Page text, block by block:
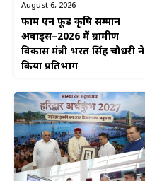
August 6, 2026
फार्म एन फूड कृषि सम्मान
अवार्ड्स–2026 में ग्रामीण
विकास मंत्री भरत सिंह चौधरी ने
किया प्रतिभाग